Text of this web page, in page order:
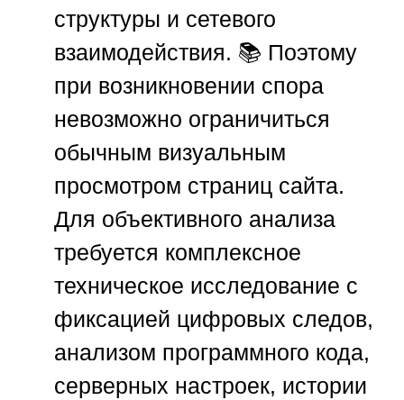
структуры и сетевого
взаимодействия. 📚 Поэтому
при возникновении спора
невозможно ограничиться
обычным визуальным
просмотром страниц сайта.
Для объективного анализа
требуется комплексное
техническое исследование с
фиксацией цифровых следов,
анализом программного кода,
серверных настроек, истории